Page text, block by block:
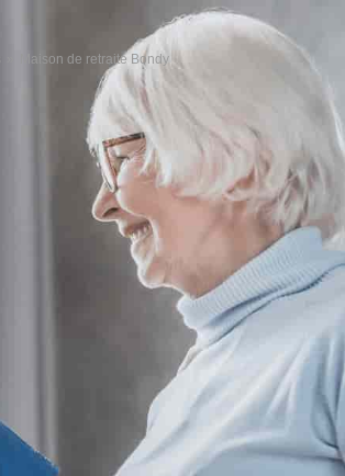
Maison de retraite Bondy